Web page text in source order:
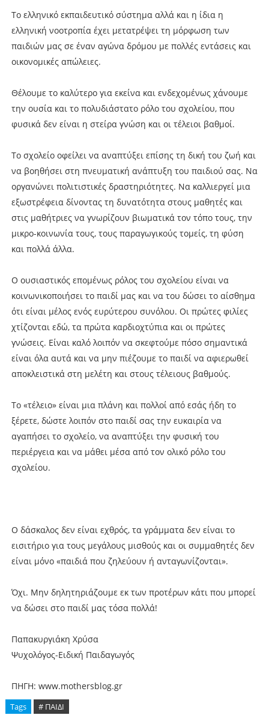
Το ελληνικό εκπαιδευτικό σύστημα αλλά και η ίδια η
ελληνική νοοτροπία έχει μετατρέψει τη μόρφωση των
παιδιών μας σε έναν αγώνα δρόμου με πολλές εντάσεις και
οικονομικές απώλειες.
Θέλουμε το καλύτερο για εκείνα και ενδεχομένως χάνουμε
την ουσία και το πολυδιάστατο ρόλο του σχολείου, που
φυσικά δεν είναι η στείρα γνώση και οι τέλειοι βαθμοί.
Το σχολείο οφείλει να αναπτύξει επίσης τη δική του ζωή και
να βοηθήσει στη πνευματική ανάπτυξη του παιδιού σας. Να
οργανώνει πολιτιστικές δραστηριότητες. Να καλλιεργεί μια
εξωστρέφεια δίνοντας τη δυνατότητα στους μαθητές και
στις μαθήτριες να γνωρίζουν βιωματικά τον τόπο τους, την
μικρο-κοινωνία τους, τους παραγωγικούς τομείς, τη φύση
και πολλά άλλα.
Ο ουσιαστικός επομένως ρόλος του σχολείου είναι να
κοινωνικοποιήσει το παιδί μας και να του δώσει το αίσθημα
ότι είναι μέλος ενός ευρύτερου συνόλου. Οι πρώτες φιλίες
χτίζονται εδώ, τα πρώτα καρδιοχτύπια και οι πρώτες
γνώσεις. Είναι καλό λοιπόν να σκεφτούμε πόσο σημαντικά
είναι όλα αυτά και να μην πιέζουμε το παιδί να αφιερωθεί
αποκλειστικά στη μελέτη και στους τέλειους βαθμούς.
Το «τέλειο» είναι μια πλάνη και πολλοί από εσάς ήδη το
ξέρετε, δώστε λοιπόν στο παιδί σας την ευκαιρία να
αγαπήσει το σχολείο, να αναπτύξει την φυσική του
περιέργεια και να μάθει μέσα από τον ολικό ρόλο του
σχολείου.
Ο δάσκαλος δεν είναι εχθρός, τα γράμματα δεν είναι το
εισιτήριο για τους μεγάλους μισθούς και οι συμμαθητές δεν
είναι μόνο «παιδιά που ζηλεύουν ή ανταγωνίζονται».
Όχι. Μην δηλητηριάζουμε εκ των προτέρων κάτι που μπορεί
να δώσει στο παιδί μας τόσα πολλά!
Παπακυργιάκη Χρύσα
Ψυχολόγος-Ειδική Παιδαγωγός
ΠΗΓΗ: www.mothersblog.gr
Tags # ΠΑΙΔΙ